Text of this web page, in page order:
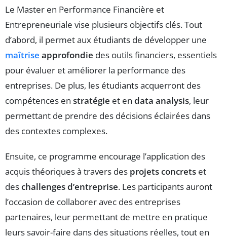
Le Master en Performance Financière et
Entrepreneuriale vise plusieurs objectifs clés. Tout
d’abord, il permet aux étudiants de développer une
maîtrise approfondie des outils financiers, essentiels
pour évaluer et améliorer la performance des
entreprises. De plus, les étudiants acquerront des
compétences en stratégie et en data analysis, leur
permettant de prendre des décisions éclairées dans
des contextes complexes.
Ensuite, ce programme encourage l’application des
acquis théoriques à travers des projets concrets et
deschallenges d’entreprise. Les participants auront
l’occasion de collaborer avec des entreprises
partenaires, leur permettant de mettre en pratique
leurs savoir-faire dans des situations réelles, tout en